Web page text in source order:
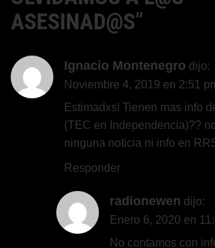
ASESINAD@S”
Ignacio Montenegro dijo:
Noviembre 4, 2019 en 2:51
Estimadxs! Tienen mas info
(TEC en Independencia)??
ninguna noticia ni info en
Responder
radionewen dijo:
Enero 6, 2020 en
No contamos con